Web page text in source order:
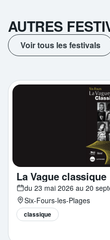
AUTRES
Voir tous les festivals
La Vague classique
du 23 mai 2026 au 20
Six-Fours-les-Plages
classique